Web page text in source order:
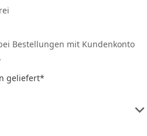
Bestellungen mit Kundenkonto
geliefert*